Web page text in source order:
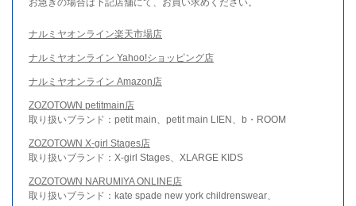
お急ぎの場合は下記店舗にて、お買い求めください。
ナルミヤオンライン楽天市場店
ナルミヤオンライン Yahoo!ショッピング店
ナルミヤオンライン Amazon店
ZOZOTOWN petitmain店
取り扱いブランド：petit main、petit main LIEN、b・ROOM
ZOZOTOWN X-girl Stages店
取り扱いブランド：X-girl Stages、XLARGE KIDS
ZOZOTOWN NARUMIYA ONLINE店
取り扱いブランド：kate spade new york childrenswear、